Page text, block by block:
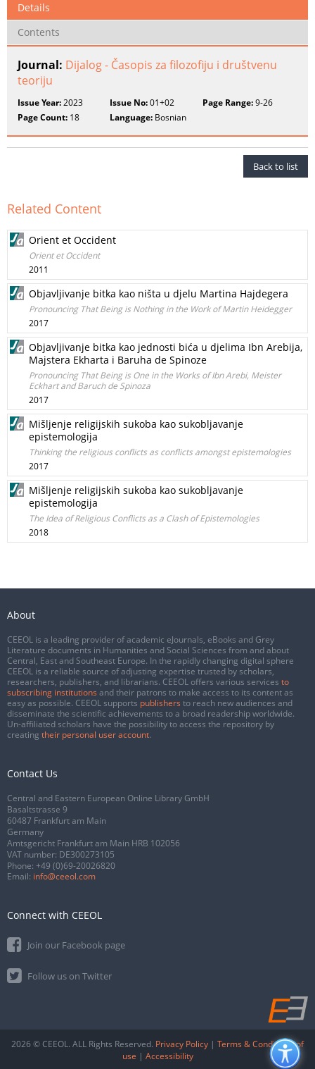
Details
Contents
Journal: Dijalog - Časopis za filozofiju i društvenu
teoriju
Issue Year:2023 Issue No:01+02 Page Range:9-26
Page Count: 18 Language: Bosnian
Back to list
Related Content
Orient et Occident
Orient et Occident
2011
Objavljivanje bitka kao ništa u djelu Martina Hajdegera
Pronouncing That Being is Nothing in the Work of Martin Heidegger
2017
Objavljivanje bitka kao jednosti bića u djelima Ibn Arebija,
Majstera Ekharta i Baruha de Spinoze
Pronouncing That Being is One in the Works of Ibn Arebi, Meister
Eckhart and Baruch de Spinoza
2017
Mišljenje religijskih sukoba kao sukobljavanje
epistemologija
Thinking the religious conflicts as conflicts amongst epistemologies
2017
Mišljenje religijskih sukoba kao sukobljavanje
epistemologija
The Idea of Religious Conflicts as a Clash of Epistemologies
2018
About
CEEOL is a leading provider of academic eJournals, eBooks and Grey
Literature documents in Humanities and Social Sciences from and about
Central, East and Southeast Europe. In the rapidly changing digital sphere
CEEOL is a reliable source of adjusting expertise trusted by scholars,
researchers, publishers, and librarians. CEEOL offers various services to
subscribing institutions and their patrons to make access to its content as
easy as possible. CEEOL supports publishers to reach new audiences and
disseminate the scientific achievements to a broad readership worldwide.
Un-affiliated scholars have the possibility to access the repository by
creating their personal user account.
Contact Us
Central and Eastern European Online Library GmbH
Basaltstrasse 9
60487 Frankfurt am Main
Germany
Amtsgericht Frankfurt am Main HRB 102056
VAT number: DE300273105
Phone: +49 (0)69-20026820
Email: info@ceeol.com
Connect with CEEOL
Join our Facebook page
Follow us on Twitter
2026 © CEEOL. ALL Rights Reserved. Privacy Policy | Terms & Conditions of
use | Accessibility